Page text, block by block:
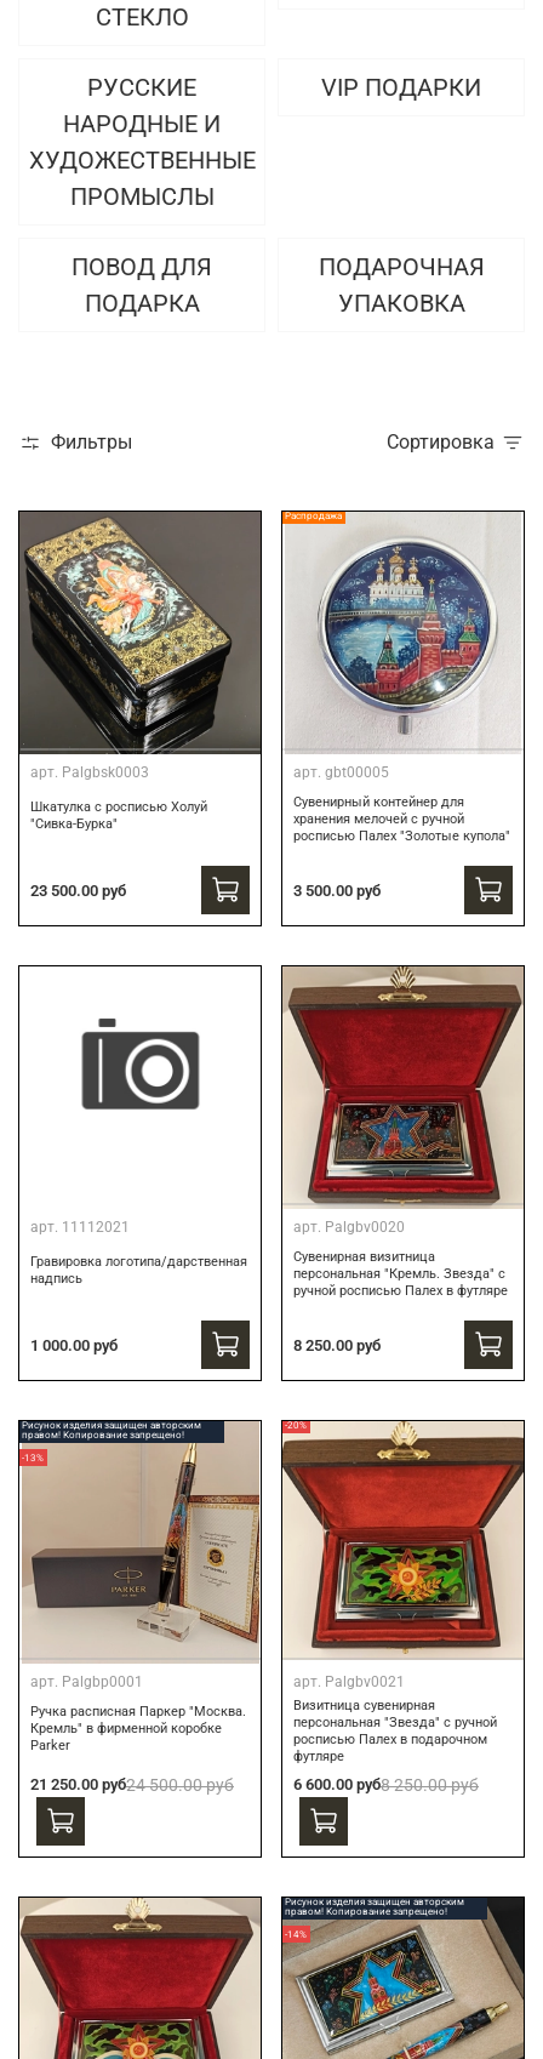
СТЕКЛО
РУССКИЕ
НАРОДНЫЕ И
ХУДОЖЕСТВЕННЫЕ
ПРОМЫСЛЫ
VIP ПОДАРКИ
ПОВОД ДЛЯ
ПОДАРКА
ПОДАРОЧНАЯ
УПАКОВКА
Фильтры Сортировка
арт. Palgbsk0003
Шкатулка с росписью Холуй
"Сивка-Бурка"
23 500.00 руб
Распродажа
арт. gbt00005
Сувенирный контейнер для
хранения мелочей с ручной
росписью Палех "Золотые купола"
3 500.00 руб
арт. 11112021
Гравировка логотипа/дарственная
надпись
1 000.00 руб
арт. Palgbv0020
Сувенирная визитница
персональная "Кремль. Звезда" с
ручной росписью Палех в футляре
8 250.00 руб
Рисунок изделия защищен авторским
правом! Копирование запрещено!
-13%
арт. Palgbp0001
Ручка расписная Паркер "Москва.
Кремль" в фирменной коробке
Parker
21 250.00 руб24 500.00 руб
-20%
арт. Palgbv0021
Визитница сувенирная
персональная "Звезда" с ручной
росписью Палех в подарочном
футляре
6 600.00 руб8 250.00 руб
Рисунок изделия защищен авторским
правом! Копирование запрещено!
-14%